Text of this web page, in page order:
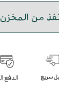
من المخزن